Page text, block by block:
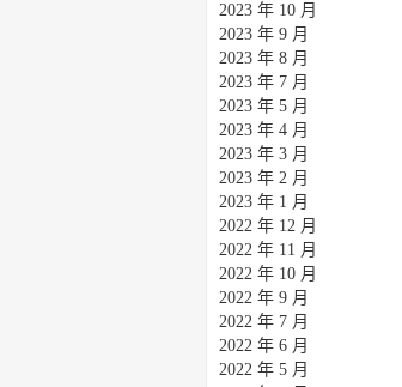
2023 年 10 月
2023 年 9 月
2023 年 8 月
2023 年 7 月
2023 年 5 月
2023 年 4 月
2023 年 3 月
2023 年 2 月
2023 年 1 月
2022 年 12 月
2022 年 11 月
2022 年 10 月
2022 年 9 月
2022 年 7 月
2022 年 6 月
2022 年 5 月